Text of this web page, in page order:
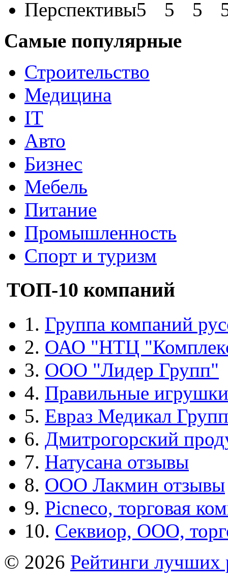
Перспективы
Самые популярные
Строительство
Медицина
IT
Авто
Бизнес
Мебель
Питание
Промышленность
Спорт и туризм
ТОП-10 компаний
1. Группа компаний
2. ОАО "НТЦ
3. ООО "Лидер Групп"
4. Правильные игрушки
5. Евраз Медикал Групп
6. Дмитрогорский
7. Натусана отзывы
8. ООО Лакмин отзывы
9. Picneco, торговая
10. Секвиор, ООО,
© 2026 Рейтинги лучших